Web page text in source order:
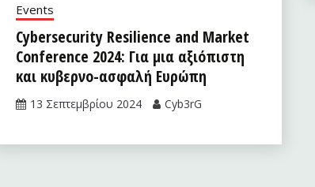
Events
Cybersecurity Resilience and Market
Conference 2024: Για μια αξιόπιστη
και κυβερνο-ασφαλή Ευρώπη
13 Σεπτεμβρίου 2024 Cyb3rG